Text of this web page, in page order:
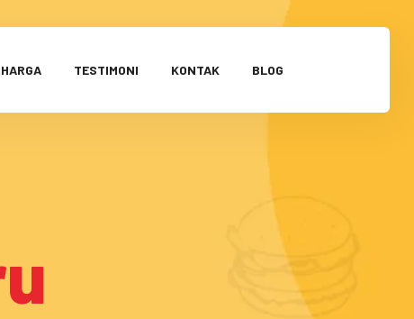
TESTIMONI KONTAK BLOG